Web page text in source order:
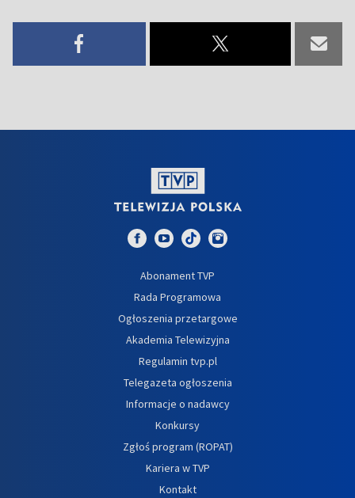
Abonament TVP
Rada Programowa
Ogłoszenia przetargowe
Akademia Telewizyjna
Regulamin tvp.pl
Telegazeta ogłoszenia
Informacje o nadawcy
Konkursy
Zgłoś program (ROPAT)
Kariera w TVP
Kontakt